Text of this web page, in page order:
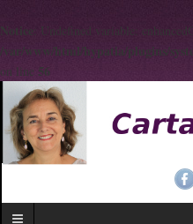
Notice : Undefined variable:
/var/www/html/hypatia/plugins/
on line 56